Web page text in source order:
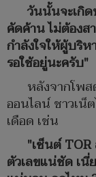
วันนั้นจะเกิ
คัดค้าน ไม่ต้อง
กำลังใจให้ผู้บริ
รอใช้อยู่นะครับ"
หลังจากโพ
ออนไลน์ ชาวเน็
เดือด เช่น
"เซ็นต์ TOR
ตัวเลขแน่ชัด เนี่